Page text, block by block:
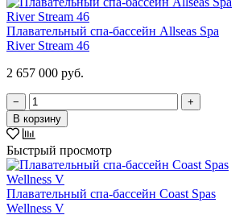
Плавательный спа-бассейн Allseas Spa
River Stream 46
2 657 000 руб.
−
+
В корзину
Быстрый просмотр
Плавательный спа-бассейн Coast Spas
Wellness V